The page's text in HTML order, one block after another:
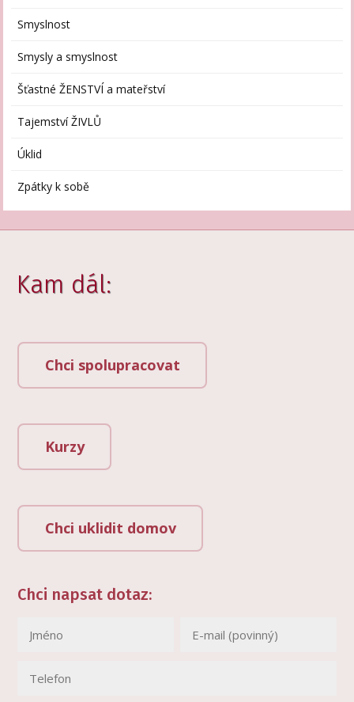
Smyslnost
Smysly a smyslnost
Šťastné ŽENSTVÍ a mateřství
Tajemství ŽIVLŮ
Úklid
Zpátky k sobě
Kam dál:
Chci spolupracovat
Kurzy
Chci uklidit domov
Chci napsat dotaz: